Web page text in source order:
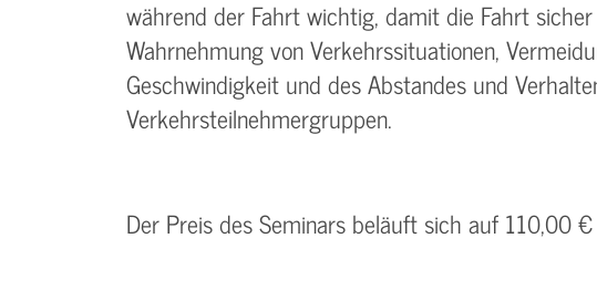
während der Fahrt wichtig, damit die Fahrt
Wahrnehmung von Verkehrssituationen,
Geschwindigkeit und des Abstandes und
Verkehrsteilnehmergruppen.
Der Preis des Seminars beläuft sich auf 110,00